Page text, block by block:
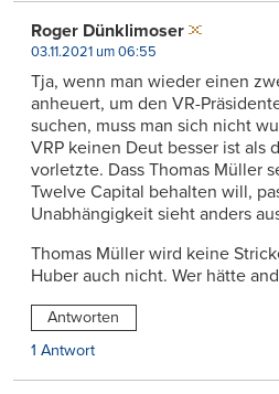
Roger Dünklimoser
03.11.2021 um 06:55
Tja, wenn man wieder einen
anheuert, um den VR-
suchen, muss man sich nicht
VRP keinen Deut besser ist als
vorletzte. Dass Thomas Müller
Twelve Capital behalten will,
Unabhängigkeit sieht anders
Thomas Müller wird keine
Huber auch nicht. Wer hätte
Antworten
1 Antwort